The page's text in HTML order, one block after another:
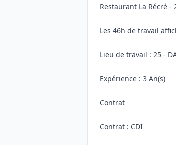
Restaurant La Récré -
Les 46h de travail
Lieu de travail : 25 -
Expérience : 3 An(s)
Contrat
Contrat : CDI